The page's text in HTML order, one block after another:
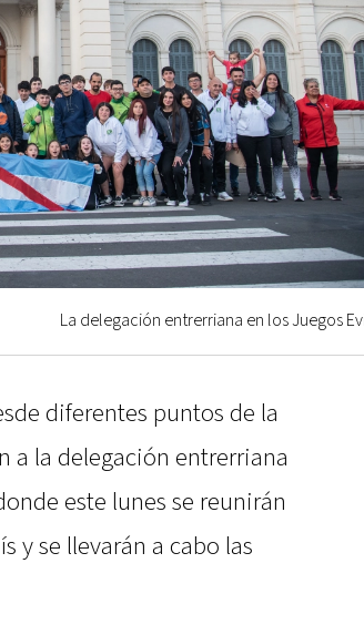
La delegación entrerriana en los Juegos
diferentes puntos de la
a la delegación entrerriana
este lunes se reunirán
y se llevarán a cabo las